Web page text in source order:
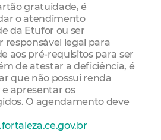
gratuidade, é
o atendimento
da Etufor ou ser
responsável legal para
aos pré-requisitos para ser
de atestar a deficiência, é
que não possui renda
apresentar os
O agendamento deve